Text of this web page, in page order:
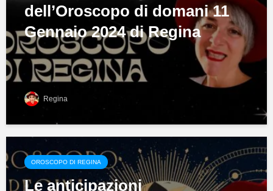
dell’Oroscopo di domani 11
Gennaio 2024 di Regina
Regina
OROSCOPO DI REGINA
Le anticipazioni